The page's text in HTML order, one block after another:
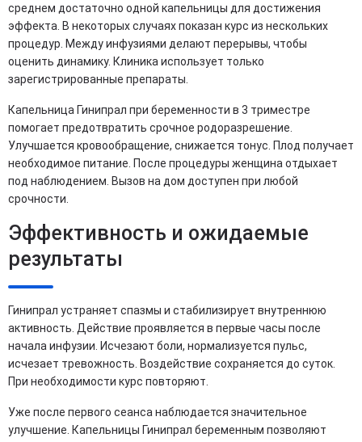
среднем достаточно одной капельницы для достижения
эффекта. В некоторых случаях показан курс из нескольких
процедур. Между инфузиями делают перерывы, чтобы
оценить динамику. Клиника использует только
зарегистрированные препараты.
Капельница Гинипрал при беременности в 3 триместре
помогает предотвратить срочное родоразрешение.
Улучшается кровообращение, снижается тонус. Плод получает
необходимое питание. После процедуры женщина отдыхает
под наблюдением. Вызов на дом доступен при любой
срочности.
Эффективность и ожидаемые
результаты
Гинипрал устраняет спазмы и стабилизирует внутреннюю
активность. Действие проявляется в первые часы после
начала инфузии. Исчезают боли, нормализуется пульс,
исчезает тревожность. Воздействие сохраняется до суток.
При необходимости курс повторяют.
Уже после первого сеанса наблюдается значительное
улучшение. Капельницы Гинипрал беременным позволяют